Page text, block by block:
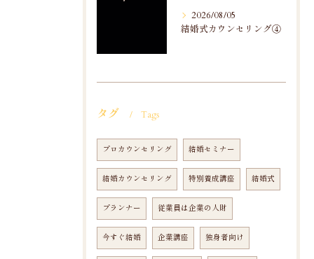
2026/08/05
結婚式カウンセリング④
タグ Tags
プロカウンセリング 結婚セミナー
結婚カウンセリング 特別養成講座 結婚式
プランナー 従業員は企業の人財
今すぐ結婚 企業講座 独身者向け